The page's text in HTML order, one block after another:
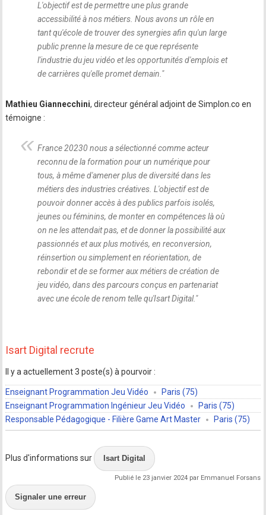
L'objectif est de permettre une plus grande
accessibilité à nos métiers. Nous avons un rôle en
tant qu'école de trouver des synergies afin qu'un large
public prenne la mesure de ce que représente
l'industrie du jeu vidéo et les opportunités d'emplois et
de carrières qu'elle promet demain."
Mathieu Giannecchini, directeur général adjoint de Simplon.co en
témoigne :
France 20230 nous a sélectionné comme acteur
reconnu de la formation pour un numérique pour
tous, à même d'amener plus de diversité dans les
métiers des industries créatives. L'objectif est de
pouvoir donner accès à des publics parfois isolés,
jeunes ou féminins, de monter en compétences là où
on ne les attendait pas, et de donner la possibilité aux
passionnés et aux plus motivés, en reconversion,
réinsertion ou simplement en réorientation, de
rebondir et de se former aux métiers de création de
jeu vidéo, dans des parcours conçus en partenariat
avec une école de renom telle qu'Isart Digital."
Isart Digital recrute
Il y a actuellement 3 poste(s) à pourvoir :
Enseignant Programmation Jeu Vidéo
Paris (75)
Enseignant Programmation Ingénieur Jeu Vidéo
Paris (75)
Responsable Pédagogique - Filière Game Art Master
Paris (75)
Plus d'informations sur Isart Digital
Publié le 23 janvier 2024 par Emmanuel Forsans
Signaler une erreur